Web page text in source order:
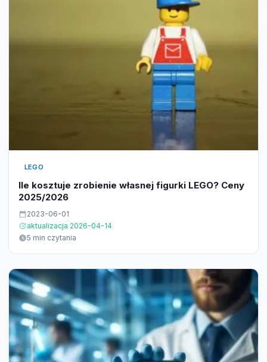
LEGO
Ile kosztuje zrobienie własnej figurki LEGO? Ceny
2025/2026
2023-06-01
aktualizacja 2026-04-14
5 min czytania